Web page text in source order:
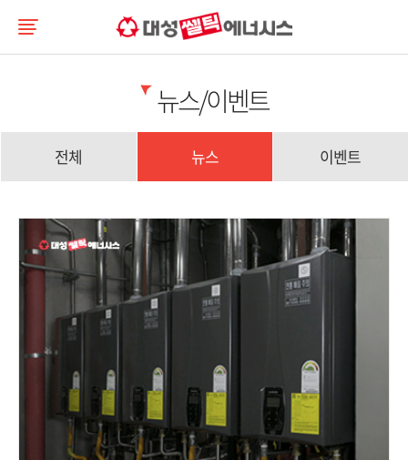
뉴스/이벤트
전체 뉴스 이벤트